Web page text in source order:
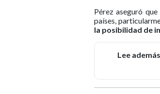
Pérez aseguró
países,
la posibilidad de
Lee